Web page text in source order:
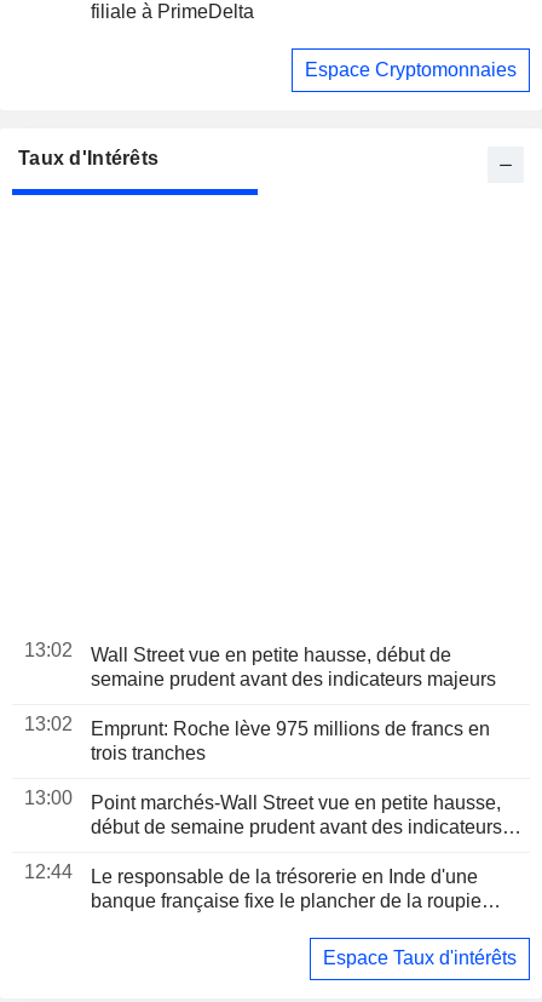
filiale à PrimeDelta
Espace Cryptomonnaies
Taux d'Intérêts
13:02
Wall Street vue en petite hausse, début de
semaine prudent avant des indicateurs majeurs
13:02
Emprunt: Roche lève 975 millions de francs en
trois tranches
13:00
Point marchés-Wall Street vue en petite hausse,
début de semaine prudent avant des indicateurs
12:44
Le responsable de la trésorerie en Inde d'une
banque française fixe le plancher de la roupie
Espace Taux d'intérêts